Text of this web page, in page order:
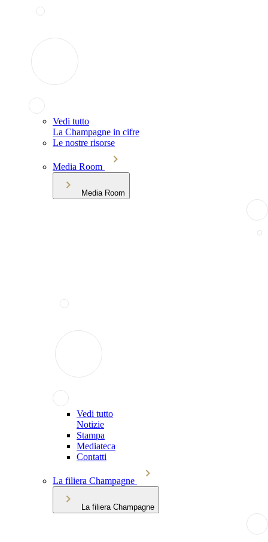
Vedi tutto
La Champagne in cifre
Le nostre risorse
Media Room
Media Room
Vedi tutto
Notizie
Stampa
Mediateca
Contatti
La filiera Champagne
La filiera Champagne